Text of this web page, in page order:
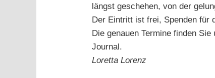
längst geschehen, von der
Der Eintritt ist frei, Spenden für
Die genauen Termine finden
Journal.
Loretta Lorenz